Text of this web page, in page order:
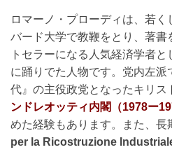
ロマーノ・プローディは、若
バード大学で教鞭をとり、著書
トセラーになる人気経済学者
に踊りでた人物です。党内左
代』の主役政党となったキリス
ンドレオッティ内閣（1978ー
めた経験もあります。また、長
per la Ricostruzione Industriale